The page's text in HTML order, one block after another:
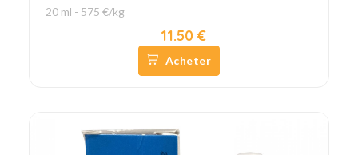
20 ml - 575 €/kg
11.50 €
Acheter